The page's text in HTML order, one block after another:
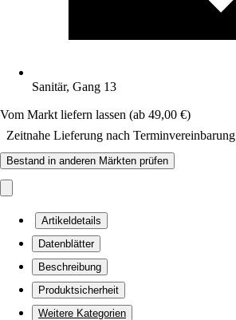
Sanitär, Gang 13
Vom Markt liefern lassen (ab 49,00 €)
Zeitnahe Lieferung nach Terminvereinbarung
Bestand in anderen Märkten prüfen
Artikeldetails
Datenblätter
Beschreibung
Produktsicherheit
Weitere Kategorien